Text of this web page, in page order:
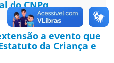
do CNPq
a evento que
da Criança e